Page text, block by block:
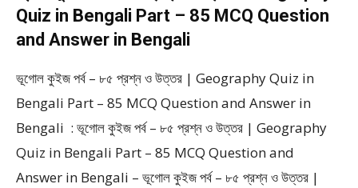
Quiz in Bengali Part – 85 MCQ Question
and Answer in Bengali
ভূগোল কুইজ পর্ব – ৮৫ প্রশ্ন ও উত্তর | Geography Quiz in
Bengali Part – 85 MCQ Question and Answer in
Bengali : ভূগোল কুইজ পর্ব – ৮৫ প্রশ্ন ও উত্তর | Geography
Quiz in Bengali Part – 85 MCQ Question and
Answer in Bengali – ভূগোল কুইজ পর্ব – ৮৫ প্রশ্ন ও উত্তর |